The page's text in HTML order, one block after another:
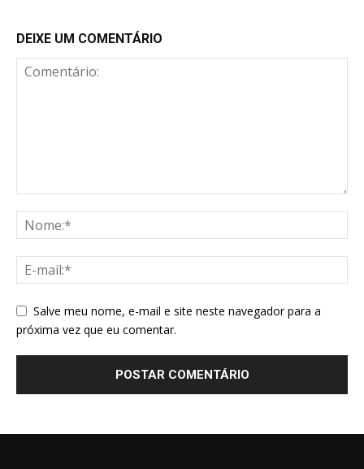
DEIXE UM COMENTÁRIO
Salve meu nome, e-mail e site neste navegador para a
próxima vez que eu comentar.